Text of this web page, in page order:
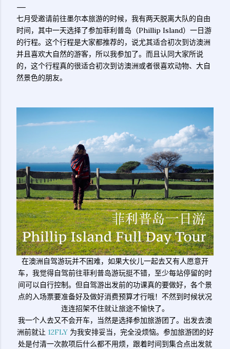
七月受邀请前往墨尔本旅游的时候，我有两天脱离大队的自由
时间，其中一天选择了参加菲利普岛（Phillip Island）一日游
的行程。这个行程是大家都推荐的，说尤其适合初次到访澳洲
并且喜欢大自然的游客，所以我参加了。而且认同大家所说
的，这个行程真的很适合初次到访澳洲或者很喜欢动物、大自
然景色的朋友。
在澳洲自驾游玩并不困难，如果大伙儿一起去又有人愿意开
车，我觉得自驾前往菲利普岛游玩挺不错，至少每站停留的时
间可以自行控制。但自驾游出发前的功课真的要做好，各个景
点的入场票要准备好及做好消费预算才行哦！不然到时候状况
连连招架不住就让旅途不愉快了。
我一个人去又不会开车，当然是选择参加旅游团了。出发去澳
洲前就让 12FLY为我安排妥当，完全没烦恼。参加旅游团的好
处是付清一次款项后什么都不用烦，跟着时间到集合点出发就